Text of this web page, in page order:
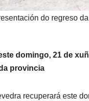
do regreso
domingo, 21 de
provincia
recuperará este